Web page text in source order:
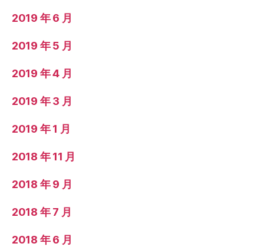
2019 年 6 月
2019 年 5 月
2019 年 4 月
2019 年 3 月
2019 年 1 月
2018 年 11 月
2018 年 9 月
2018 年 7 月
2018 年 6 月